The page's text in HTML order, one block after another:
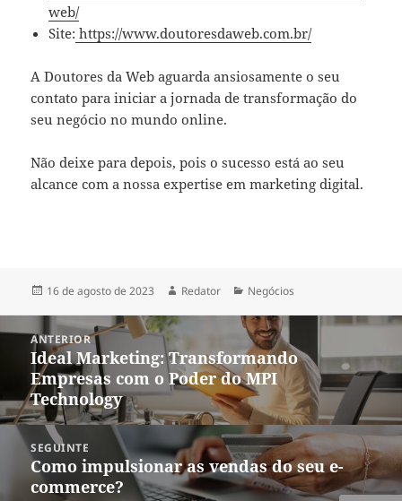
web/
Site: https://www.doutoresdaweb.com.br/
A Doutores da Web aguarda ansiosamente o seu
contato para iniciar a jornada de transformação do
seu negócio no mundo online.
Não deixe para depois, pois o sucesso está ao seu
alcance com a nossa expertise em marketing digital.
Publicado
16 de agosto de 2023 Autor
Redator Categorias
Negócios
Navegação
ANTERIOR
Post
anterior:
Ideal Marketing: Transformando
Empresas com o Poder do MPI
Technology
SEGUINTE
Próximo
post:
Como impulsionar as vendas do seu e-
commerce?